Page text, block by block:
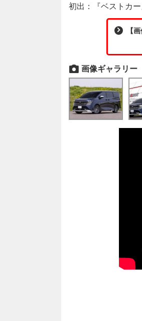
初出：『ベストカ
【
画像ギャラリー